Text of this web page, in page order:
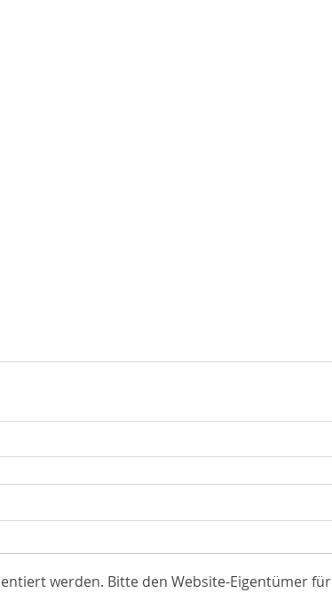
werden. Bitte den Website-Eigentümer für